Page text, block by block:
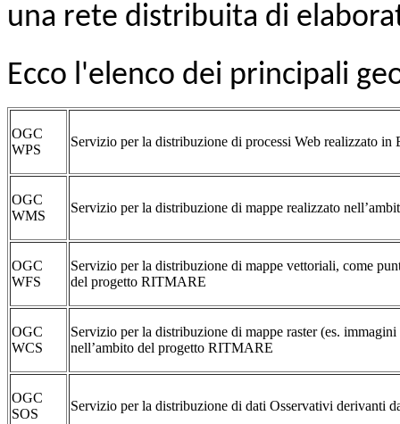
una rete distribuita di
Ecco l'elenco dei principali
OGC
WPS
Servizio per la distribuzione di processi Web realizzato in
OGC
WMS
Servizio per la distribuzione di mappe realizzato
OGC
WFS
Servizio per la distribuzione di mappe vettoriali, come
del progetto RITMARE
OGC
WCS
Servizio per la distribuzione di mappe raster (es.
nell’ambito del progetto RITMARE
OGC
SOS
Servizio per la distribuzione di dati Osservativi derivanti